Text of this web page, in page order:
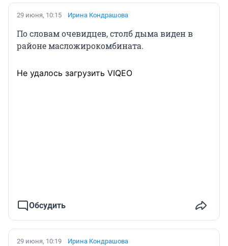
29 июня, 10:15 Ирина Кондрашова
По словам очевидцев, столб дыма виден в
районе масложирокомбината.
Не удалось загрузить VIQEO
Обсудить
29 июня, 10:19 Ирина Кондрашова